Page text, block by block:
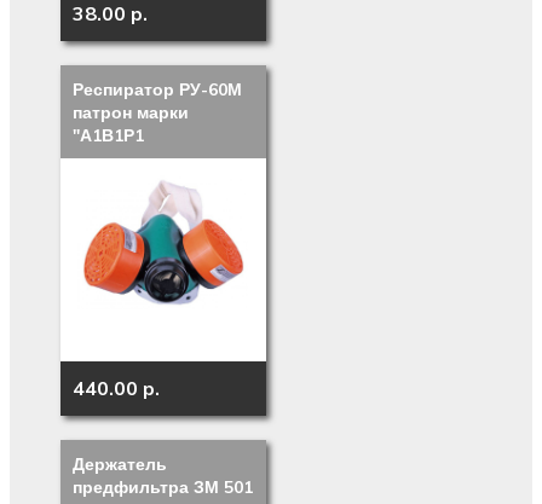
38.00 p.
Респиратор РУ-60М
патрон марки
"А1В1Р1
440.00 p.
Держатель
предфильтра ЗМ 501